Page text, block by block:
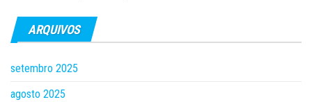
ARQUIVOS
setembro 2025
agosto 2025